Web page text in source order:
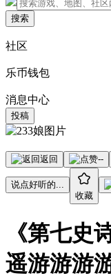
搜索
社区
乐币钱包
消息中心
投稿
返回 --
说点好听的...
收藏
《第七史
遥游游游